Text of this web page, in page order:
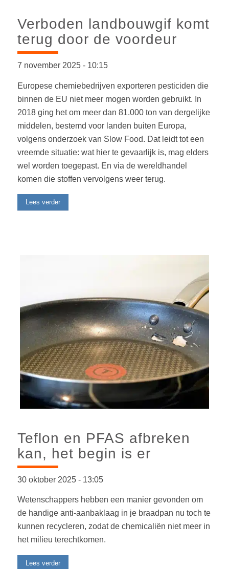
Verboden landbouwgif komt
terug door de voordeur
7 november 2025 -10:15
Europese chemiebedrijven exporteren pesticiden die
binnen de EU niet meer mogen worden gebruikt. In
2018 ging het om meer dan 81.000 ton van dergelijke
middelen, bestemd voor landen buiten Europa,
volgens onderzoek van Slow Food. Dat leidt tot een
vreemde situatie: wat hier te gevaarlijk is, mag elders
wel worden toegepast. En via de wereldhandel
komen die stoffen vervolgens weer terug.
Lees verder
Teflon en PFAS afbreken
kan, het begin is er
30 oktober 2025 -13:05
Wetenschappers hebben een manier gevonden om
de handige anti-aanbaklaag in je braadpan nu toch te
kunnen recycleren, zodat de chemicaliën niet meer in
het milieu terechtkomen.
Lees verder